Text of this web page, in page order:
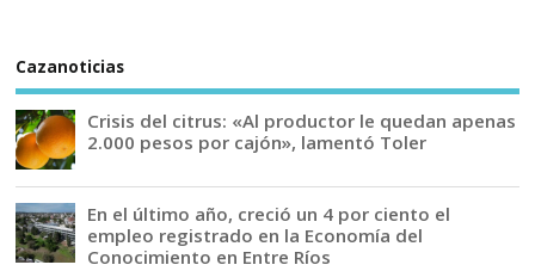
Cazanoticias
Crisis del citrus: «Al productor le quedan apenas
2.000 pesos por cajón», lamentó Toler
En el último año, creció un 4 por ciento el
empleo registrado en la Economía del
Conocimiento en Entre Ríos